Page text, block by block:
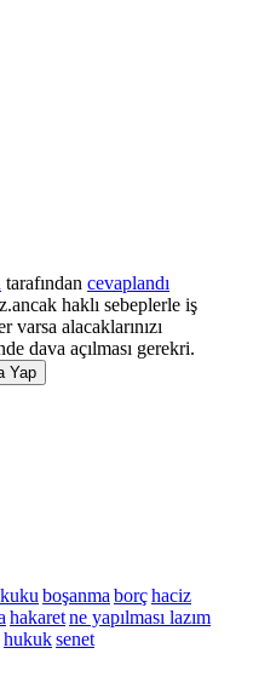
tarafından cevaplandı
haklı sebeplerle iş
alacaklarınızı
dava açılması gerekri.
boşanma borçhaciz
hakaretne yapılması lazım
hukuksenet